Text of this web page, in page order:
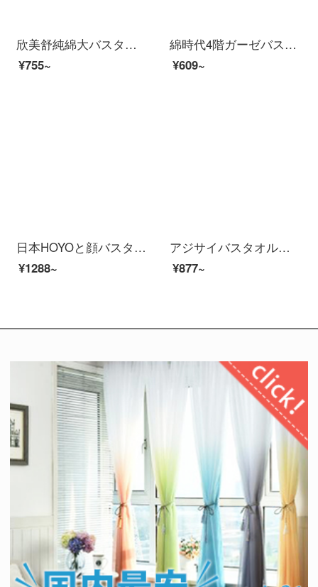
欣美舒純綿大バスタオルホテル全綿カップル大タオル男性女性の長靴は吸水速乾毛が落ちません。家庭用タオル600 g白75*150 cmです。
¥755~
綿時代4階ガーゼバスタオル綿家庭用吸水速乾風呂乳児標準男女蕾粉90 cm×160 cm（ストレッチサイズ）
¥609~
日本HOYOと顔バスタオル大人男女家庭用綿バスタオル吸水速乾タオル柔軟大タオルは、タオルと氷と墨で厚めのスタイルができます。
¥1288~
アジサイバスタオル女性家庭用着てもいいです。胸を巻いて、シャワースカートの吸水速乾三点セット。2020新型の白いはらはらとした上品な花+ドライヘア帽【吸水力が強い/柔らかい】
¥877~